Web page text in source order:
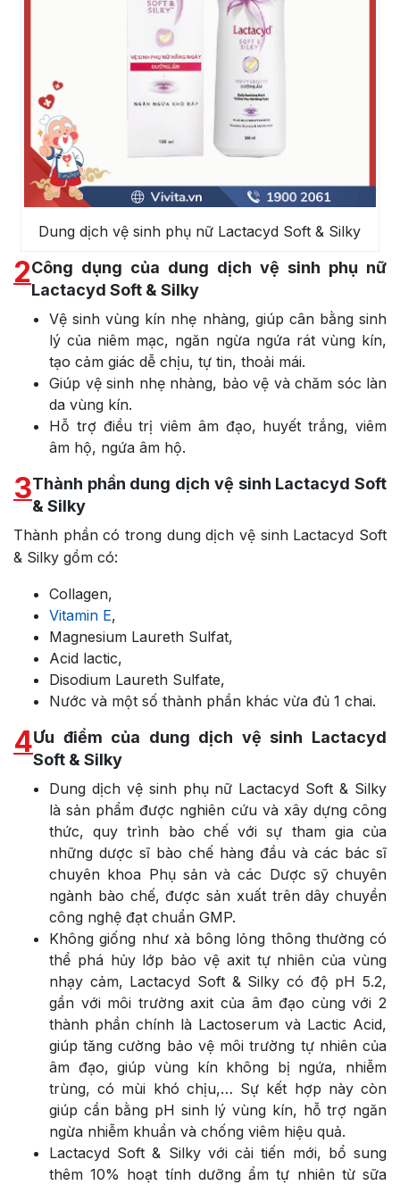
Dung dịch vệ sinh phụ nữ Lactacyd Soft & Silky
2Công dụng của dung dịch vệ sinh phụ nữ
Lactacyd Soft & Silky
Vệ sinh vùng kín nhẹ nhàng, giúp cân bằng sinh
lý của niêm mạc, ngăn ngừa ngứa rát vùng kín,
tạo cảm giác dễ chịu, tự tin, thoải mái.
Giúp vệ sinh nhẹ nhàng, bảo vệ và chăm sóc làn
da vùng kín.
Hỗ trợ điều trị viêm âm đạo, huyết trắng, viêm
âm hộ, ngứa âm hộ.
3Thành phần dung dịch vệ sinh Lactacyd Soft
& Silky
Thành phần có trong dung dịch vệ sinh Lactacyd Soft
& Silky gồm có:
Collagen,
Vitamin E,
Magnesium Laureth Sulfat,
Acid lactic,
Disodium Laureth Sulfate,
Nước và một số thành phần khác vừa đủ 1 chai.
4Ưu điểm của dung dịch vệ sinh Lactacyd
Soft & Silky
Dung dịch vệ sinh phụ nữ Lactacyd Soft & Silky
là sản phẩm được nghiên cứu và xây dựng công
thức, quy trình bào chế với sự tham gia của
những dược sĩ bào chế hàng đầu và các bác sĩ
chuyên khoa Phụ sản và các Dược sỹ chuyên
ngành bào chế, được sản xuất trên dây chuyền
công nghệ đạt chuẩn GMP.
Không giống như xà bông lỏng thông thường có
thể phá hủy lớp bảo vệ axit tự nhiên của vùng
nhạy cảm, Lactacyd Soft & Silky có độ pH 5.2,
gần với môi trường axit của âm đạo cùng với 2
thành phần chính là Lactoserum và Lactic Acid,
giúp tăng cường bảo vệ môi trường tự nhiên của
âm đạo, giúp vùng kín không bị ngứa, nhiễm
trùng, có mùi khó chịu,… Sự kết hợp này còn
giúp cần bằng pH sinh lý vùng kín, hỗ trợ ngăn
ngừa nhiễm khuẩn và chống viêm hiệu quả.
Lactacyd Soft & Silky với cải tiến mới, bổ sung
thêm 10% hoạt tính dưỡng ẩm tự nhiên từ sữa